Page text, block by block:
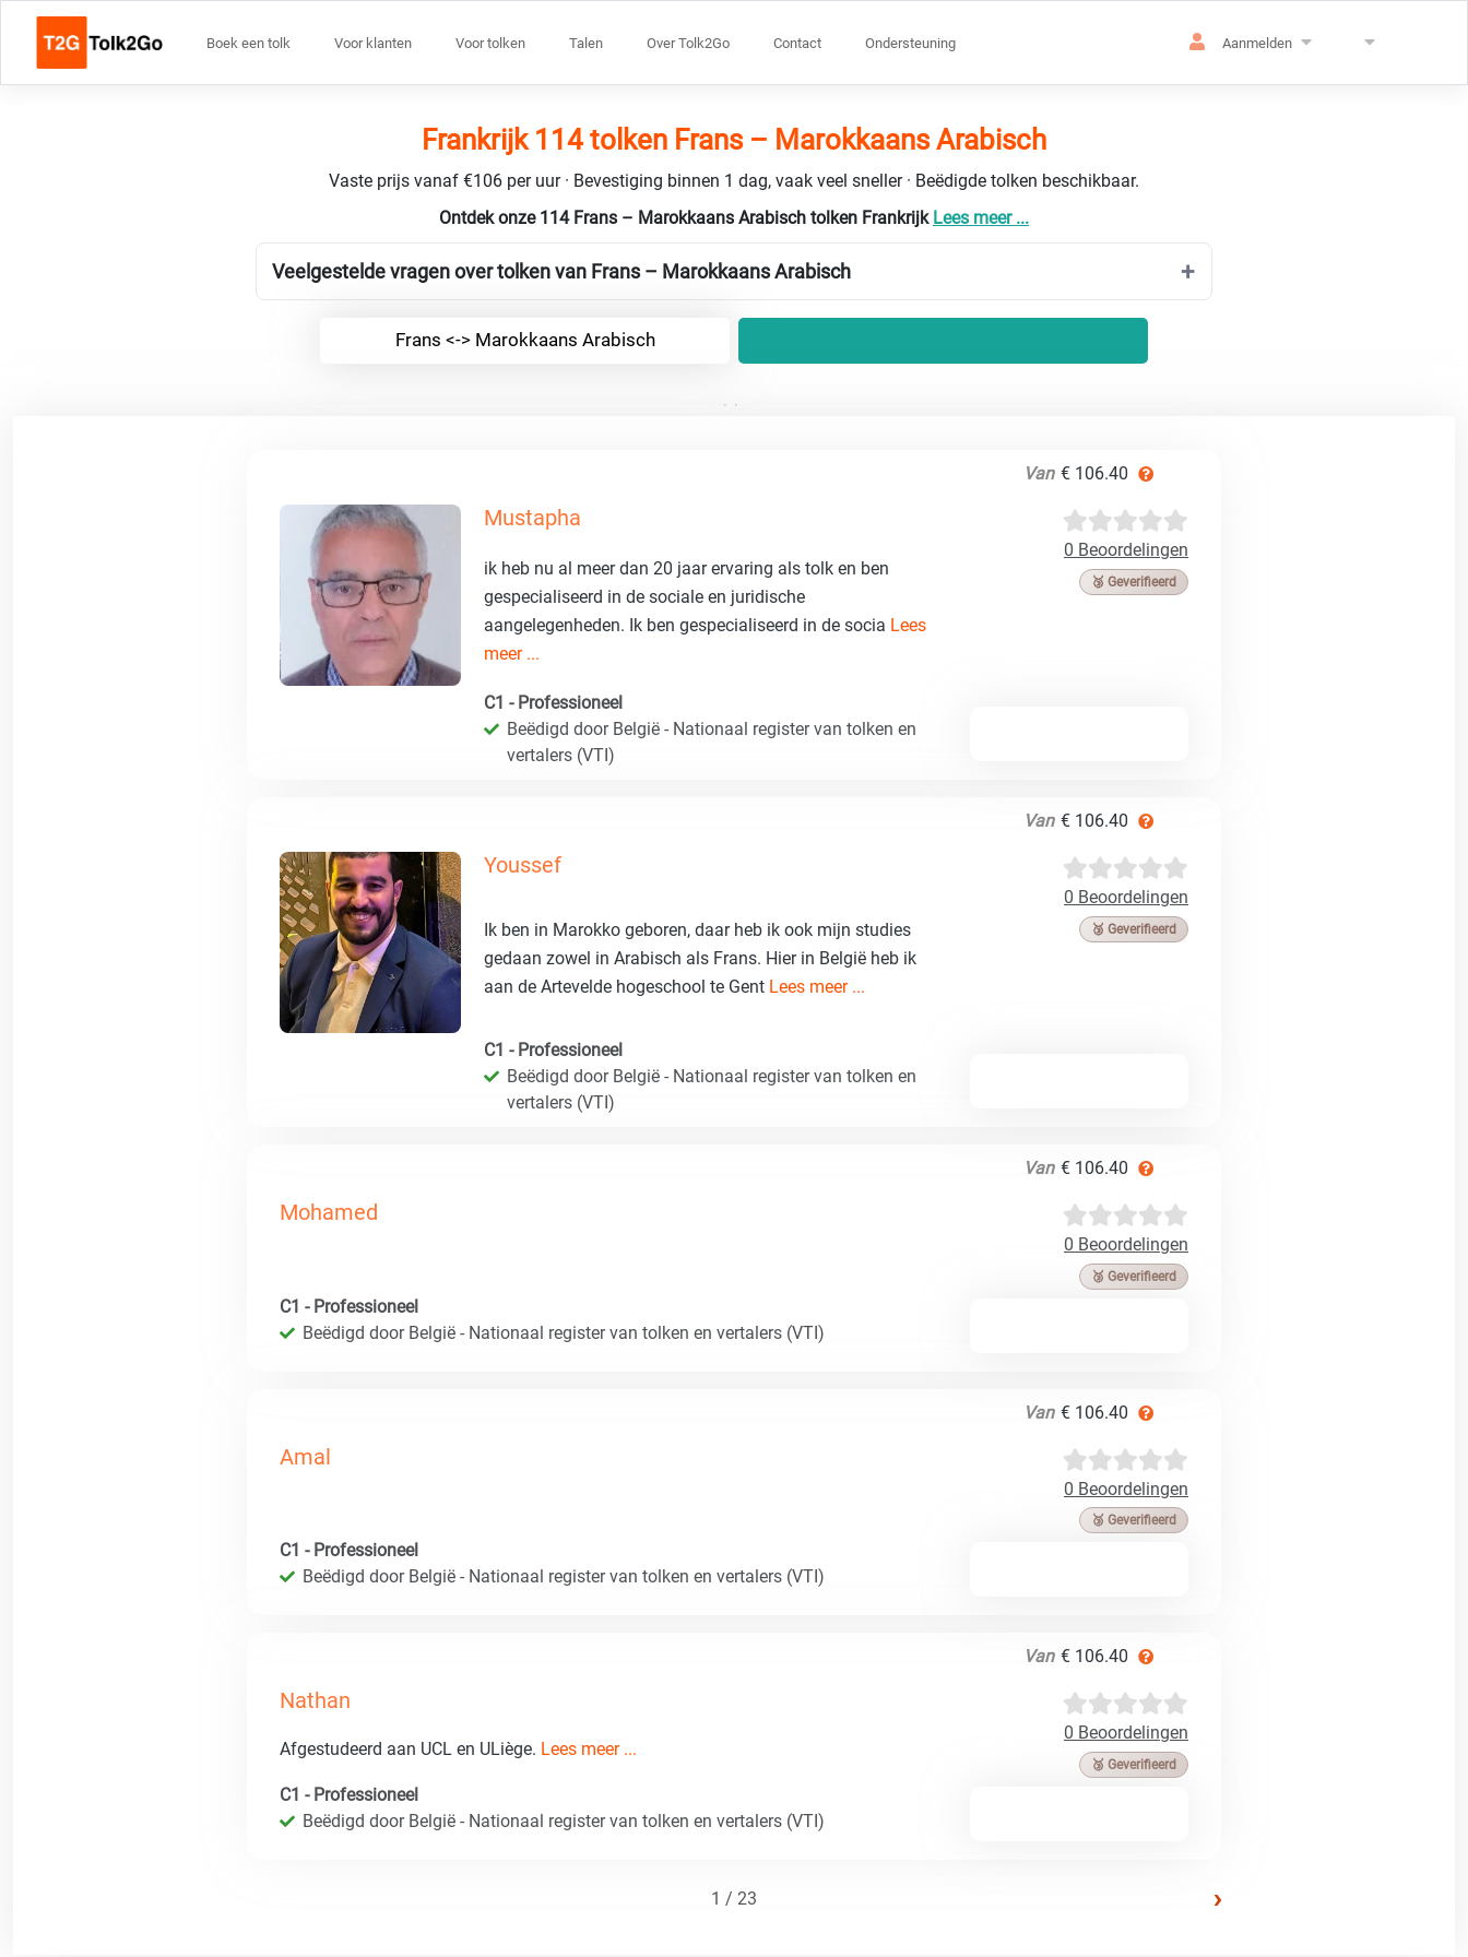
Boek een tolk Voor klanten Voor tolken Talen Over Tolk2Go Contact Ondersteuning Aanmelden
Frankrijk 114 tolken Frans – Marokkaans Arabisch
Vaste prijs vanaf €106 per uur · Bevestiging binnen 1 dag, vaak veel sneller · Beëdigde tolken beschikbaar.
Ontdek onze 114 Frans – Marokkaans Arabisch tolken Frankrijk Lees meer ...
Veelgestelde vragen over tolken van Frans – Marokkaans Arabisch
Frans <-> Marokkaans Arabisch
Van € 106.40
Mustapha
0 Beoordelingen
🥉 Geverifieerd
ik heb nu al meer dan 20 jaar ervaring als tolk en ben
gespecialiseerd in de sociale en juridische
aangelegenheden. Ik ben gespecialiseerd in de socia Lees
meer ...
C1 - Professioneel
Beëdigd door België - Nationaal register van tolken en
vertalers (VTI)
Van € 106.40
Youssef
0 Beoordelingen
🥉 Geverifieerd
Ik ben in Marokko geboren, daar heb ik ook mijn studies
gedaan zowel in Arabisch als Frans. Hier in België heb ik
aan de Artevelde hogeschool te Gent Lees meer ...
C1 - Professioneel
Beëdigd door België - Nationaal register van tolken en
vertalers (VTI)
Van € 106.40
Mohamed
0 Beoordelingen
🥉 Geverifieerd
C1 - Professioneel
Beëdigd door België - Nationaal register van tolken en vertalers (VTI)
Van € 106.40
Amal
0 Beoordelingen
🥉 Geverifieerd
C1 - Professioneel
Beëdigd door België - Nationaal register van tolken en vertalers (VTI)
Van € 106.40
Nathan
0 Beoordelingen
🥉 Geverifieerd
Afgestudeerd aan UCL en ULiège. Lees meer ...
C1 - Professioneel
Beëdigd door België - Nationaal register van tolken en vertalers (VTI)
1 / 23 ›